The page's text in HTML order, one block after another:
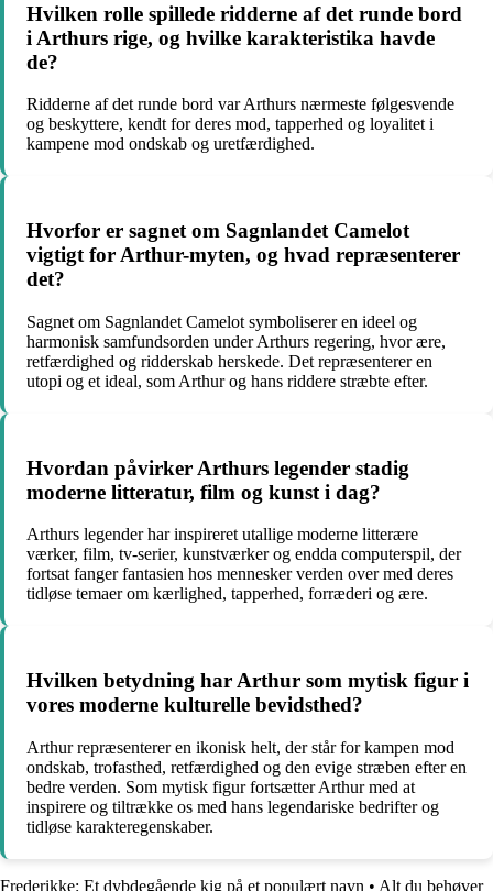
Hvilken rolle spillede ridderne af det runde bord
i Arthurs rige, og hvilke karakteristika havde
de?
Ridderne af det runde bord var Arthurs nærmeste følgesvende
og beskyttere, kendt for deres mod, tapperhed og loyalitet i
kampene mod ondskab og uretfærdighed.
Hvorfor er sagnet om Sagnlandet Camelot
vigtigt for Arthur-myten, og hvad repræsenterer
det?
Sagnet om Sagnlandet Camelot symboliserer en ideel og
harmonisk samfundsorden under Arthurs regering, hvor ære,
retfærdighed og ridderskab herskede. Det repræsenterer en
utopi og et ideal, som Arthur og hans riddere stræbte efter.
Hvordan påvirker Arthurs legender stadig
moderne litteratur, film og kunst i dag?
Arthurs legender har inspireret utallige moderne litterære
værker, film, tv-serier, kunstværker og endda computerspil, der
fortsat fanger fantasien hos mennesker verden over med deres
tidløse temaer om kærlighed, tapperhed, forræderi og ære.
Hvilken betydning har Arthur som mytisk figur i
vores moderne kulturelle bevidsthed?
Arthur repræsenterer en ikonisk helt, der står for kampen mod
ondskab, trofasthed, retfærdighed og den evige stræben efter en
bedre verden. Som mytisk figur fortsætter Arthur med at
inspirere og tiltrække os med hans legendariske bedrifter og
tidløse karakteregenskaber.
Frederikke: Et dybdegående kig på et populært navn • Alt du behøver